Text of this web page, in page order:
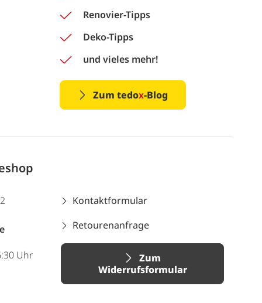
Renovier-Tipps
Deko-Tipps
und vieles mehr!
Zum tedox-Blog
Uhr
Kontaktformular
Retourenanfrage
Zum
Widerrufsformular